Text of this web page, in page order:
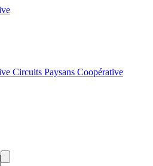
Circuits Paysans Coopérative